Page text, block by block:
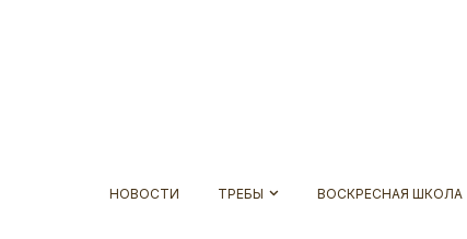
НОВОСТИ ТРЕБЫ ВОСКРЕСНАЯ ШКОЛА